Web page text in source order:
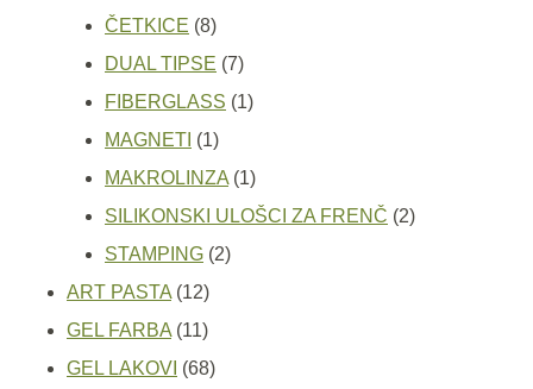
ČETKICE 88
proizvoda
DUAL TIPSE 77
proizvoda
FIBERGLASS 11
MAGNETI 11
proizvod
MAKROLINZA 11
proizvod
SILIKONSKI ULOŠCI ZA FRENČ 22
STAMPING 22
ART PASTA 1212
proizvoda
GEL FARBA 1111
proizvoda
GEL LAKOVI 6868